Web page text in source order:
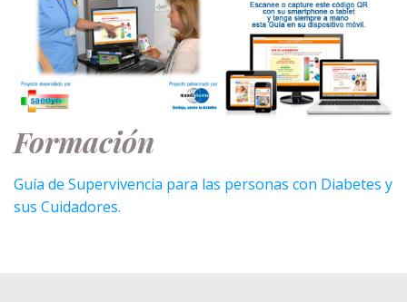
Formación
Guía de Supervivencia para las personas con Diabetes y
sus Cuidadores.